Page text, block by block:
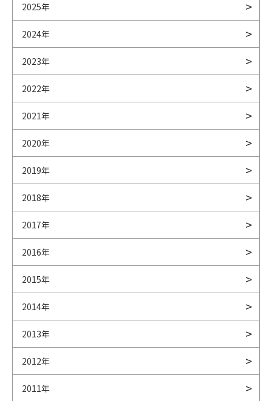
2025年
2024年
2023年
2022年
2021年
2020年
2019年
2018年
2017年
2016年
2015年
2014年
2013年
2012年
2011年